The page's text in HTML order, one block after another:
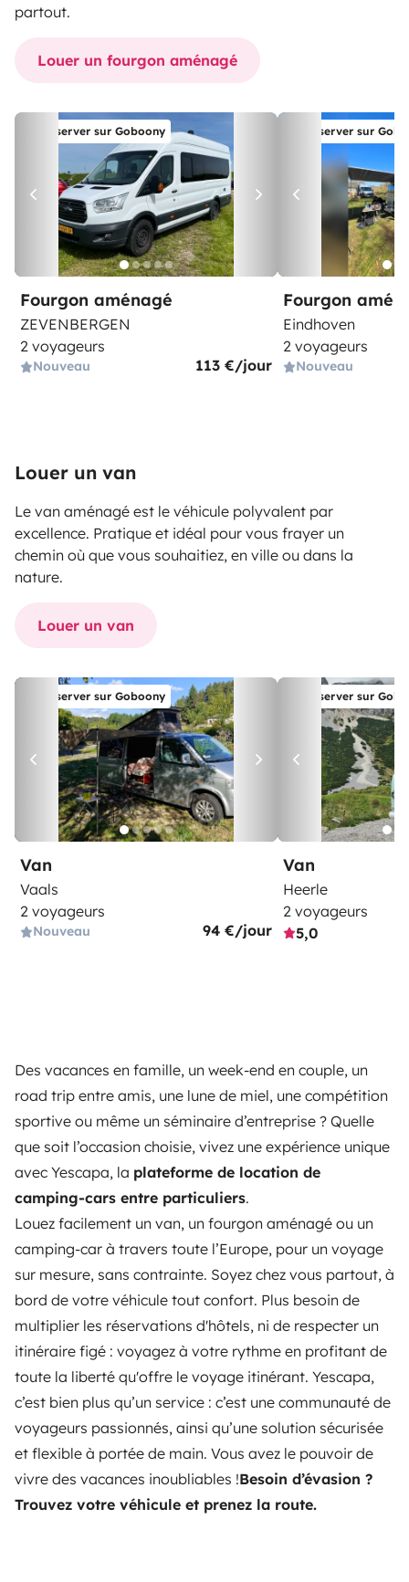
partout.
Louer un fourgon aménagé
Réserver sur Goboony
Fourgon aménagé
ZEVENBERGEN
2 voyageurs
Nouveau 113 €/jour
Réserver sur
Fourgon
Eindhoven
2 voyageurs
Nouveau
Louer un van
Le van aménagé est le véhicule polyvalent par
excellence. Pratique et idéal pour vous frayer un
chemin où que vous souhaitiez, en ville ou dans la
nature.
Louer un van
Réserver sur Goboony
Van
Vaals
2 voyageurs
Nouveau 94 €/jour
Réserver sur
Van
Heerle
2 voyageurs
5,0
Des vacances en famille, un week-end en couple, un
road trip entre amis, une lune de miel, une compétition
sportive ou même un séminaire d’entreprise ? Quelle
que soit l’occasion choisie, vivez une expérience unique
avec Yescapa, la plateforme de location de
camping-cars entre particuliers.
Louez facilement un van, un fourgon aménagé ou un
camping-car à travers toute l’Europe, pour un voyage
sur mesure, sans contrainte. Soyez chez vous partout, à
bord de votre véhicule tout confort. Plus besoin de
multiplier les réservations d'hôtels, ni de respecter un
itinéraire figé : voyagez à votre rythme en profitant de
toute la liberté qu'offre le voyage itinérant. Yescapa,
c’est bien plus qu’un service : c’est une communauté de
voyageurs passionnés, ainsi qu’une solution sécurisée
et flexible à portée de main. Vous avez le pouvoir de
vivre des vacances inoubliables !Besoin d’évasion ?
Trouvez votre véhicule et prenez la route.